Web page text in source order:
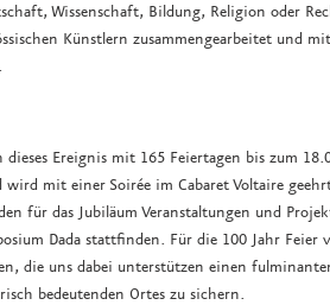
Wissenschaft, Bildung, Religion oder
Künstlern zusammengearbeitet und
Ereignis mit 165 Feiertagen bis zum
wird mit einer Soirée im Cabaret Voltaire
für das Jubiläum Veranstaltungen und
Dada stattfinden. Für die 100 Jahr Feier
die uns dabei unterstützen einen
bedeutenden Ortes zu sichern.